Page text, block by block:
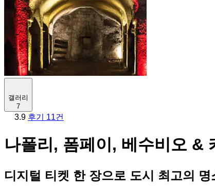
갤러리
7
3.9 후기 11건
나폴리, 폼페이, 베수비오 &
디지털 티켓 한 장으로 도시 최고의